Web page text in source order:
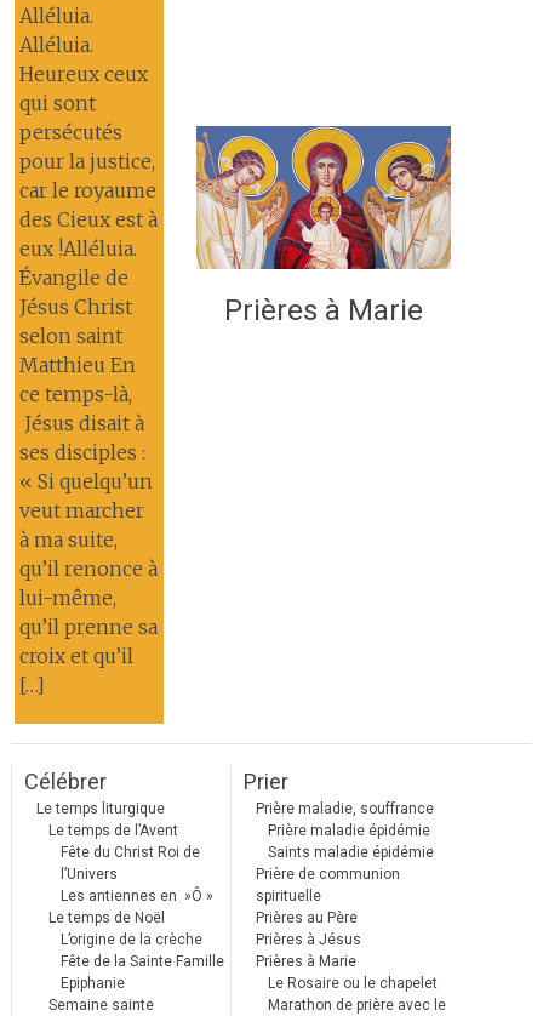
Alléluia.
Alléluia.
Heureux ceux
qui sont
persécutés
pour la justice,
car le royaume
des Cieux est à
eux !Alléluia.
Évangile de
Jésus Christ
selon saint
Matthieu En
ce temps-là,
Jésus disait à
ses disciples :
« Si quelqu’un
veut marcher
à ma suite,
qu’il renonce à
lui-même,
qu’il prenne sa
croix et qu’il
[…]
Prières à Marie
Célébrer
Le temps liturgique
Le temps de l’Avent
Fête du Christ Roi de
l’Univers
Les antiennes en »Ô »
Le temps de Noël
L’origine de la crèche
Fête de la Sainte Famille
Epiphanie
Semaine sainte
Prier
Prière maladie, souffrance
Prière maladie épidémie
Saints maladie épidémie
Prière de communion
spirituelle
Prières au Père
Prières à Jésus
Prières à Marie
Le Rosaire ou le chapelet
Marathon de prière avec le